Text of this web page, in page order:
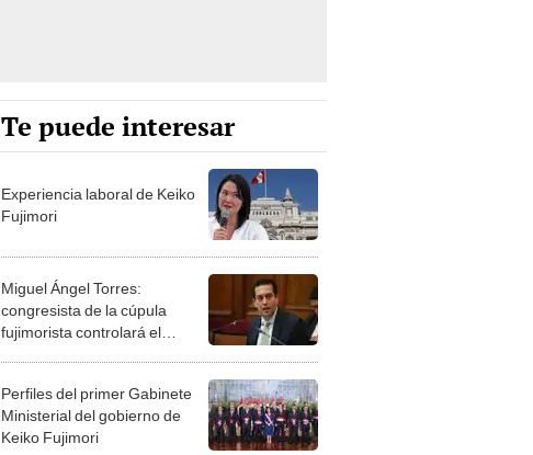
Te puede interesar
Experiencia laboral de Keiko
Fujimori
Miguel Ángel Torres:
congresista de la cúpula
fujimorista controlará el
Perfiles del primer Gabinete
Ministerial del gobierno de
Keiko Fujimori